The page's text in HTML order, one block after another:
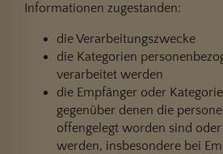
Informationen zugestanden:
die Verarbeitungszwecke
die Kategorien
verarbeitet werden
die Empfänger oder
gegenüber denen die
offengelegt worden sind
werden, insbesondere bei